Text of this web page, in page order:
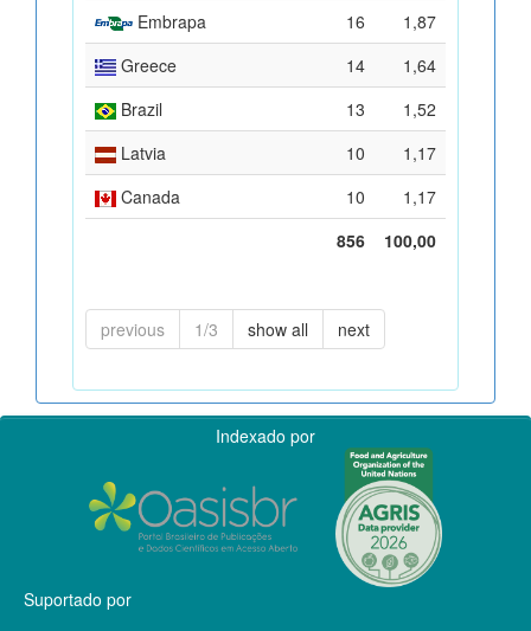
Embrapa
16
1,87
Greece
14
1,64
Brazil
13
1,52
Latvia
10
1,17
Canada
10
1,17
856
100,00
previous 1/3 show all next
Indexado por
Suportado por